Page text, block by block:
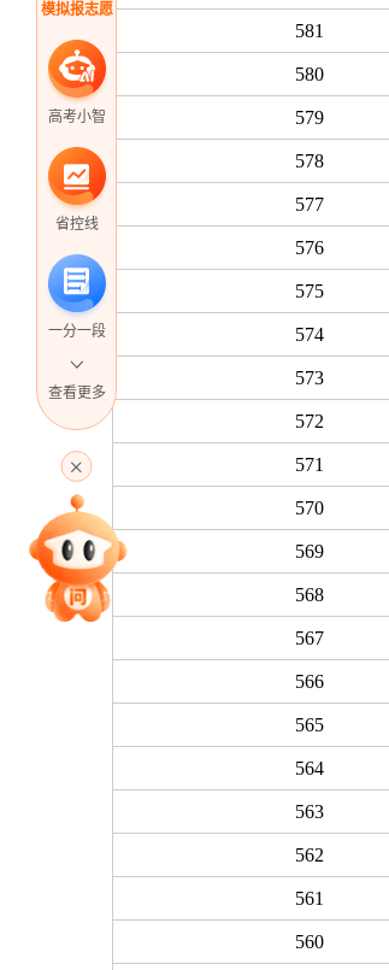
模拟报志愿
高考小智
省控线
一分一段
专家指导课
查看更多
581
580
579
578
577
576
575
574
573
572
571
570
569
568
567
566
565
564
563
562
561
560